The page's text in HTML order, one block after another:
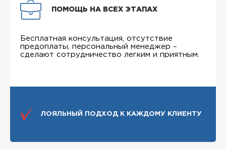
ПОМОЩЬ НА ВСЕХ ЭТАПАХ
Бесплатная консультация, отсутствие
предоплаты, персональный менеджер –
сделают сотрудничество легким и приятным.
ЛОЯЛЬНЫЙ ПОДХОД К КАЖДОМУ КЛИЕНТУ